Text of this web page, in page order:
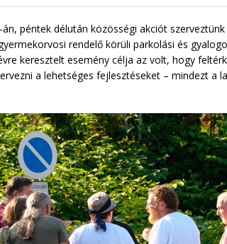
án, péntek délután közösségi akciót
rendelő körüli parkolási és
keresztelt esemény célja az volt, hogy
a lehetséges fejlesztéseket – mindezt a